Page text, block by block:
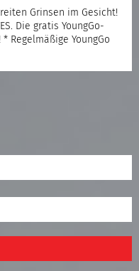
Grinsen im Gesicht!
Die gratis YoungGo-
Regelmäßige YoungGo